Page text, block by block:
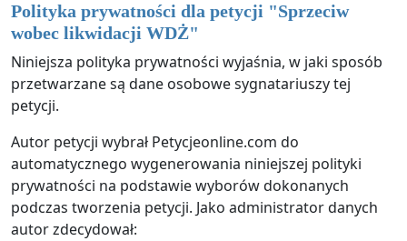
Polityka prywatności dla petycji "Sprzeciw
wobec likwidacji WDŻ"
Niniejsza polityka prywatności wyjaśnia, w jaki sposób
przetwarzane są dane osobowe sygnatariuszy tej
petycji.
Autor petycji wybrał Petycjeonline.com do
automatycznego wygenerowania niniejszej polityki
prywatności na podstawie wyborów dokonanych
podczas tworzenia petycji. Jako administrator danych
autor zdecydował: